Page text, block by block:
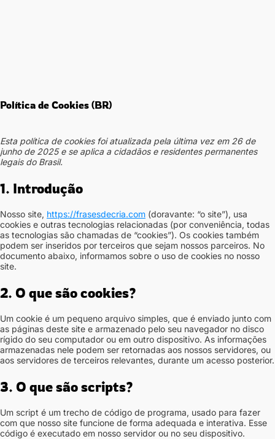
Política de Cookies (BR)
Esta política de cookies foi atualizada pela última vez em 26 de
junho de 2025 e se aplica a cidadãos e residentes permanentes
legais do Brasil.
1. Introdução
Nosso site, https://frasesdecria.com (doravante: “o site”), usa
cookies e outras tecnologias relacionadas (por conveniência, todas
as tecnologias são chamadas de “cookies”). Os cookies também
podem ser inseridos por terceiros que sejam nossos parceiros. No
documento abaixo, informamos sobre o uso de cookies no nosso
site.
2. O que são cookies?
Um cookie é um pequeno arquivo simples, que é enviado junto com
as páginas deste site e armazenado pelo seu navegador no disco
rígido do seu computador ou em outro dispositivo. As informações
armazenadas nele podem ser retornadas aos nossos servidores, ou
aos servidores de terceiros relevantes, durante um acesso posterior.
3. O que são scripts?
Um script é um trecho de código de programa, usado para fazer
com que nosso site funcione de forma adequada e interativa. Esse
código é executado em nosso servidor ou no seu dispositivo.